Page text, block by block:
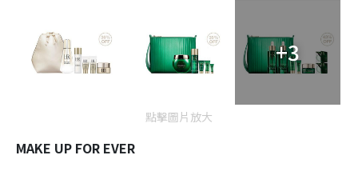
+3
點擊圖片放大
MAKE UP FOR EVER